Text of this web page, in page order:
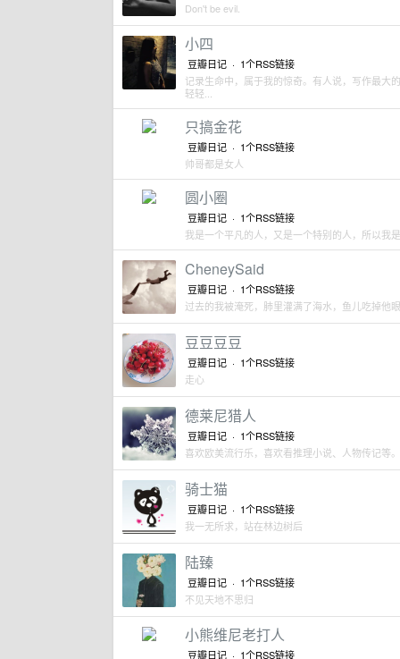
Don't be evil.
小四
豆瓣日记 · 1个RSS链接
记录生命中，属于我的惊奇。有人说，写作最大
轻轻...
只搞金花
豆瓣日记 · 1个RSS链接
帅哥都是女人
圆小圈
豆瓣日记 · 1个RSS链接
我是一个平凡的人，又是一个特别的人，所以我
CheneySaid
豆瓣日记 · 1个RSS链接
过去的我被淹死，肺里灌满了海水，鱼儿吃掉他
豆豆豆豆
豆瓣日记 · 1个RSS链接
走心
德莱尼猎人
豆瓣日记 · 1个RSS链接
喜欢欧美流行乐，喜欢看推理小说、人物传记等
骑士猫
豆瓣日记 · 1个RSS链接
我一无所求，站在林边树后
陆臻
豆瓣日记 · 1个RSS链接
不见天地不思归
小熊维尼老打人
豆瓣日记 · 1个RSS链接